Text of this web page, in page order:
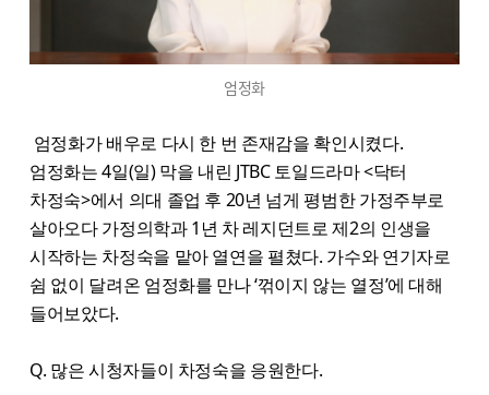
엄정화
엄정화가 배우로 다시 한 번 존재감을 확인시켰다.
엄정화는 4일(일) 막을 내린 JTBC 토일드라마 <닥터
차정숙>에서 의대 졸업 후 20년 넘게 평범한 가정주부로
살아오다 가정의학과 1년 차 레지던트로 제2의 인생을
시작하는 차정숙을 맡아 열연을 펼쳤다. 가수와 연기자로
쉼 없이 달려온 엄정화를 만나 ‘꺾이지 않는 열정’에 대해
들어보았다.
Q. 많은 시청자들이 차정숙을 응원한다.